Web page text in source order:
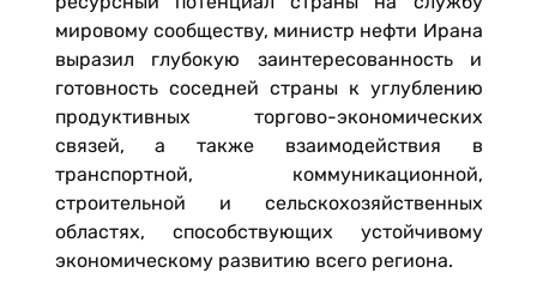
мировому сообществу, министр нефти Ирана
выразил глубокую заинтересованность и
готовность соседней страны к углублению
продуктивных торгово-экономических
связей, а также взаимодействия в
транспортной, коммуникационной,
строительной и сельскохозяйственных
областях, способствующих устойчивому
экономическому развитию всего региона.